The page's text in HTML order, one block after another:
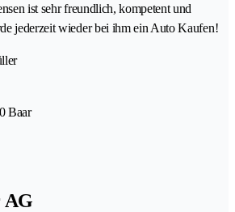
ist sehr freundlich, kompetent und
jederzeit wieder bei ihm ein Auto Kaufen!
Baar
AG